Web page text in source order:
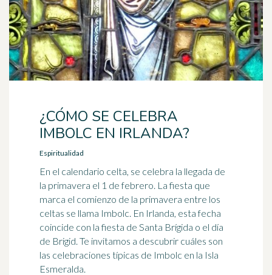
¿CÓMO SE CELEBRA
IMBOLC EN IRLANDA?
Espiritualidad
En el calendario celta, se celebra la llegada de
la primavera el 1 de febrero. La fiesta que
marca el comienzo de la primavera entre los
celtas se llama Imbolc. En Irlanda, esta fecha
coincide con la fiesta de Santa Brígida o el día
de Brigid. Te invitamos a descubrir cuáles son
las celebraciones típicas de Imbolc en la Isla
Esmeralda.